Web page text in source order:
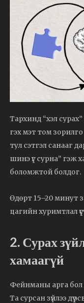
Тархинд “хэл
гэх мэт том
тул сэтгэл санааг
шинэ үг сурна” гэж
боломжтой болдог.
Өдөрт 15–20 минут
цагийн хуримтлал
2. Сурах
хамаагүй
Фейнманы арга бол
Та сурсан зүйлээ дүү